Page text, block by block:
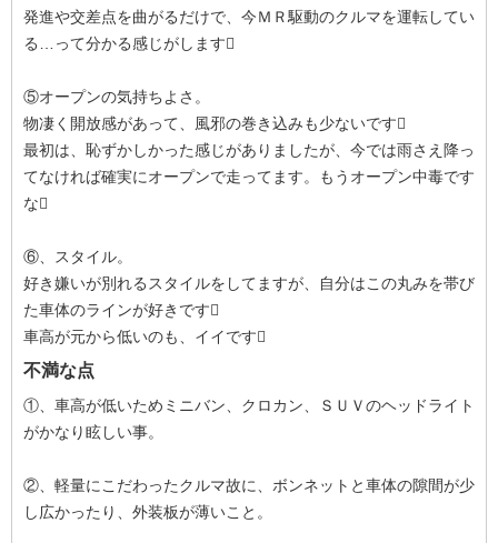
発進や交差点を曲がるだけで、今ＭＲ駆動のクルマを運転してい
る…って分かる感じがします
⑤オープンの気持ちよさ。
物凄く開放感があって、風邪の巻き込みも少ないです
最初は、恥ずかしかった感じがありましたが、今では雨さえ降っ
てなければ確実にオープンで走ってます。もうオープン中毒です
な
⑥、スタイル。
好き嫌いが別れるスタイルをしてますが、自分はこの丸みを帯び
た車体のラインが好きです
車高が元から低いのも、イイです
不満な点
①、車高が低いためミニバン、クロカン、ＳＵＶのヘッドライト
がかなり眩しい事。
②、軽量にこだわったクルマ故に、ボンネットと車体の隙間が少
し広かったり、外装板が薄いこと。